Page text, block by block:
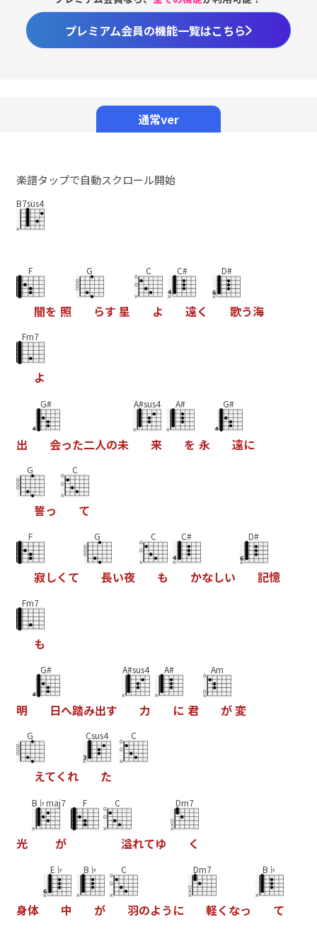
プレミアム会員の機能一覧はこちら
通常ver
楽譜タップで自動スクロール開始
B7sus4
F
闇を 照
G
らす 星
C
よ
C#
遠く
D#
歌う海
Fm7
よ
出
G#
会った二人の未
A#sus4
来
A#
を 永
G#
遠に
G
誓っ
C
て
F
寂しく て
G
長い夜
C
も
C#
かなしい
D#
記憶
Fm7
も
明
G#
日へ踏み出す
A#sus4
力
A#
に 君
Am
が変
G
えてく れ
Csus4
た
C
光
B♭maj7
が
F C
溢れてゆ
Dm7
く
身体
E♭
中
B♭
が
C
羽のよう に
Dm7
軽く なっ
B♭
て